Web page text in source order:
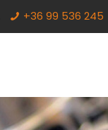
+36 99 536 245